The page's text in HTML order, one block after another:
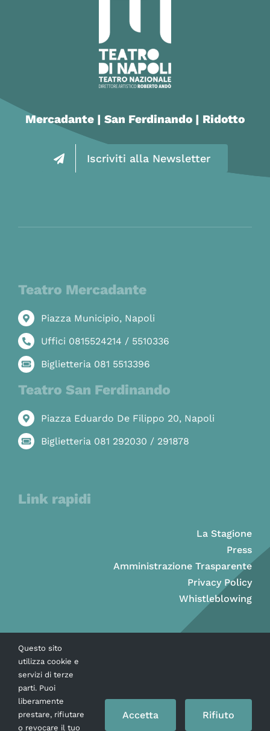
Mercadante | San Ferdinando | Ridotto
Iscriviti alla Newsletter
Teatro Mercadante
Piazza Municipio, Napoli
Uffici 0815524214 / 5510336
Biglietteria 081 5513396
Teatro San Ferdinando
Piazza Eduardo De Filippo 20, Napoli
Biglietteria 081 292030 / 291878
Link rapidi
La Stagione
Press
Amministrazione Trasparente
Privacy Policy
Whistleblowing
Questo sito
utilizza cookie e
servizi di terze
parti. Puoi
liberamente
prestare, rifiutare
o revocare il tuo
Accetta Rifiuto